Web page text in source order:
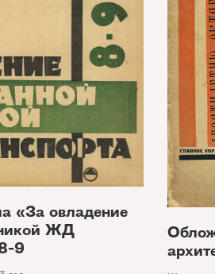
«За овладение
ЖД
9